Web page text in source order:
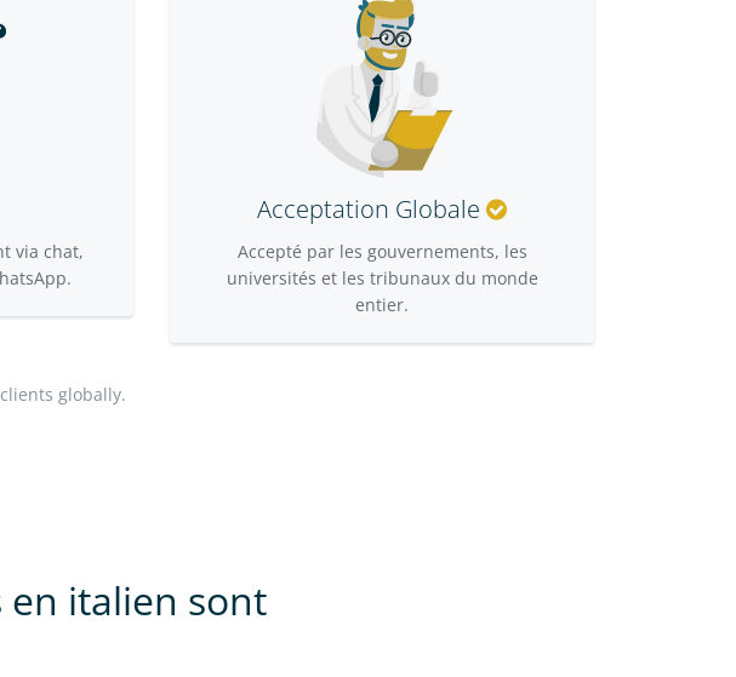
via chat,
Acceptation Globale
Accepté par les gouvernements, les
universités et les tribunaux du monde
entier.
globally.
italien sont